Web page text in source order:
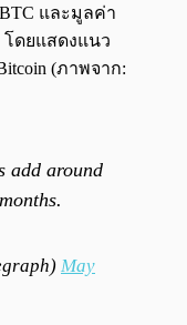
และมูลค่า
โดยแสดงแนว
(ภาพจาก:
add around
May